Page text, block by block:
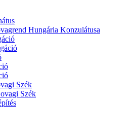
Hungária Konzulátusa
Szék
Szék